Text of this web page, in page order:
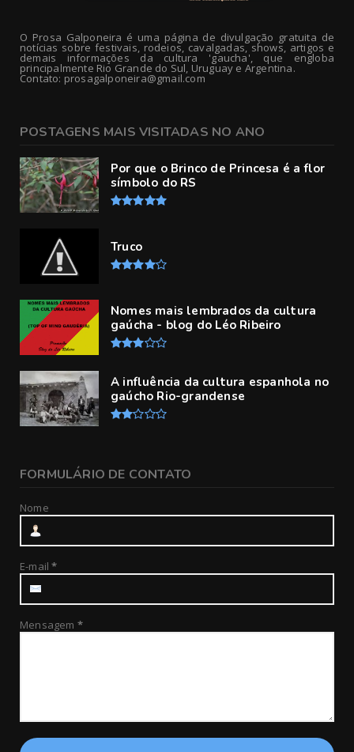
O Prosa Galponeira é uma página de divulgação gratuita de
notícias sobre festivais, rodeios, cavalgadas, shows, artigos e
demais informações da cultura 'gaucha', que engloba
principalmente Rio Grande do Sul, Uruguay e Argentina.
Contato: prosagalponeira@gmail.com
POSTAGENS MAIS VISITADAS NO ANO
Por que o Brinco de Princesa é a flor
símbolo do RS
Truco
Nomes mais lembrados da cultura
gaúcha - blog do Léo Ribeiro
A influência da cultura espanhola no
gaúcho Rio-grandense
FORMULÁRIO DE CONTATO
Nome
E-mail*
Mensagem *